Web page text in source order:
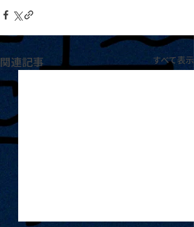
関連記事 すべて表示